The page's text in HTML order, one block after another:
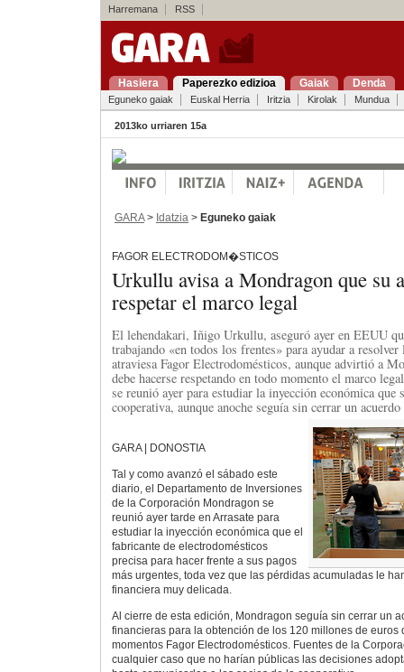
Harremana RSS
Hasiera Paperezko edizioa Gaiak Denda
Eguneko gaiak Euskal Herria Iritzia Kirolak Mundua
2013ko urriaren 15a
GARA> Idatzia > Eguneko gaiak
FAGOR ELECTRODOM�STICOS
Urkullu avisa a Mondragon que su
respetar el marco legal
El lehendakari, Iñigo Urkullu, aseguró ayer en EEUU
trabajando «en todos los frentes» para ayudar a
atraviesa Fagor Electrodomésticos, aunque advirtió a
debe hacerse respetando en todo momento el marco
se reunió ayer para estudiar la inyección económica que
cooperativa, aunque anoche seguía sin cerrar un
GARA | DONOSTIA
Tal y como avanzó el sábado este
diario, el Departamento de Inversiones
de la Corporación Mondragon se
reunió ayer tarde en Arrasate para
estudiar la inyección económica que el
fabricante de electrodomésticos
precisa para hacer frente a sus pagos
más urgentes, toda vez que las pérdidas acumuladas le
financiera muy delicada.
Al cierre de esta edición, Mondragon seguía sin cerrar un
financieras para la obtención de los 120 millones de euros
momentos Fagor Electrodomésticos. Fuentes de la
cualquier caso que no harían públicas las decisiones